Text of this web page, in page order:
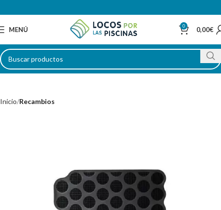
MENÚ 0 0,00€
Inicio Recambios